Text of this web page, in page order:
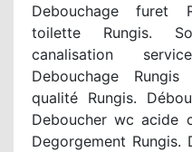
Debouchage furet
toilette Rungis.
canalisation
Debouchage
qualité Rungis.
Deboucher wc acide
Degorgement Rungis.